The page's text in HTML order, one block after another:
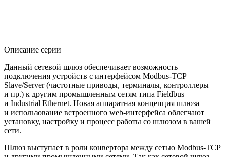
Описание серии
Данный сетевой шлюз обеспечивает возможность
подключения устройств с интерфейсом Modbus-TCP
Slave/Server (частотные приводы, терминалы, контроллеры
и пр.) к другим промышленным сетям типа Fieldbus
и Industrial Ethernet. Новая аппаратная концепция шлюза
и использование встроенного web-интерфейса облегчают
установку, настройку и процесс работы со шлюзом в вашей
сети.
Шлюз выступает в роли конвертора между сетью Modbus-TCP